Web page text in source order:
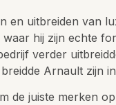
en uitbreiden van
hij zijn echte
verder
Arnault zijn
de juiste merken